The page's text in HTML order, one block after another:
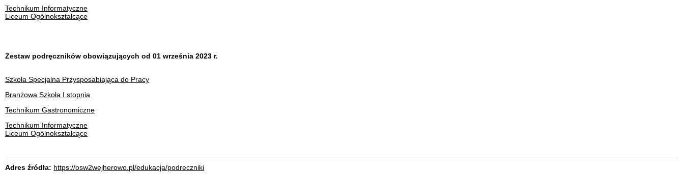
Technikum Informatyczne
Liceum Ogólnokształcące
Zestaw podręczników obowiązujących od 01 września 2023 r.
Szkoła Specjalna Przysposabiająca do Pracy
Branżowa Szkoła I stopnia
Technikum Gastronomiczne
Technikum Informatyczne
Liceum Ogólnokształcące
Adres źródła: https://osw2wejherowo.pl/edukacja/podreczniki